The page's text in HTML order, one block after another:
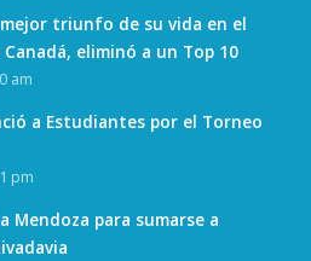
triunfo de su vida en el
eliminó a un Top 10
am
a Estudiantes por el Torneo
pm
Mendoza para sumarse a